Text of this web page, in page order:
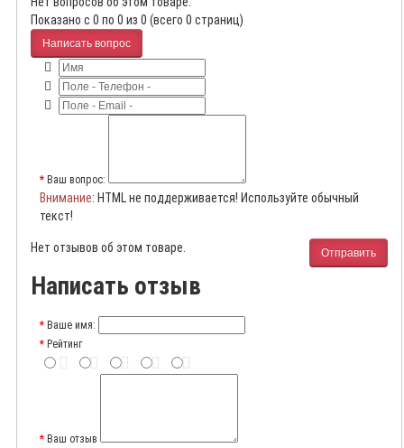
Показано с 0 по 0 из 0 (всего 0 страниц)
Написать вопрос
Ваш вопрос:
Внимание: HTML не поддерживается! Используйте обычный
текст!
Отправить
Нет отзывов об этом товаре.
Написать отзыв
Ваше имя:
Рейтинг
Ваш отзыв